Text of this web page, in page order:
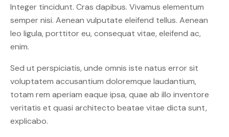
Integer tincidunt. Cras dapibus. Vivamus elementum
semper nisi. Aenean vulputate eleifend tellus. Aenean
leo ligula, porttitor eu, consequat vitae, eleifend ac,
enim.
Sed ut perspiciatis, unde omnis iste natus error sit
voluptatem accusantium doloremque laudantium,
totam rem aperiam eaque ipsa, quae ab illo inventore
veritatis et quasi architecto beatae vitae dicta sunt,
explicabo.